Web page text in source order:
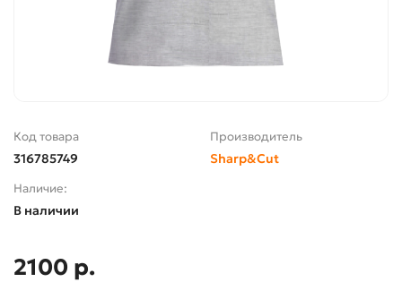
Код товара
316785749
Производитель
Sharp&Cut
Наличие:
В наличии
2100 р.